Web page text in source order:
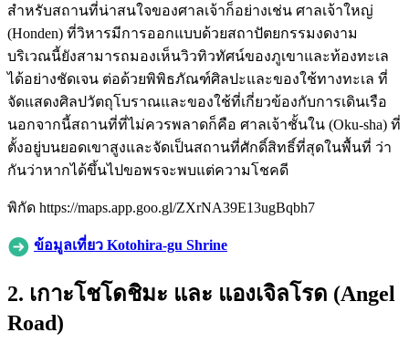
สำหรับสถานที่น่าสนใจของศาลเจ้าก็อย่างเช่น ศาลเจ้าใหญ่
(Honden) ที่วิหารมีการออกแบบด้วยสถาปัตยกรรมงดงาม
บริเวณนี้ยังสามารถมองเห็นวิวทิวทัศน์ของภูเขาและท้องทะเล
ได้อย่างชัดเจน ต่อด้วยพิพิธภัณฑ์ศิลปะและของใช้ทางทะเล ที่
จัดแสดงศิลปวัตถุโบราณและของใช้ที่เกี่ยวข้องกับการเดินเรือ
นอกจากนี้สถานที่ที่ไม่ควรพลาดก็คือ ศาลเจ้าชั้นใน (Oku-sha) ที่
ตั้งอยู่บนยอดเขาสูงและจัดเป็นสถานที่ศักดิ์สิทธิ์ที่สุดในพื้นที่ ว่า
กันว่าหากได้ขึ้นไปขอพรจะพบแต่ความโชคดี
พิกัด https://maps.app.goo.gl/ZXrNA39E13ugBqbh7
ข้อมูลเที่ยว Kotohira-gu Shrine
2. เกาะโชโดชิมะ และ แองเจิลโรด (Angel
Road)